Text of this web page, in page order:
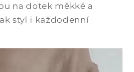
na dotek měkké a
styl i každodenní